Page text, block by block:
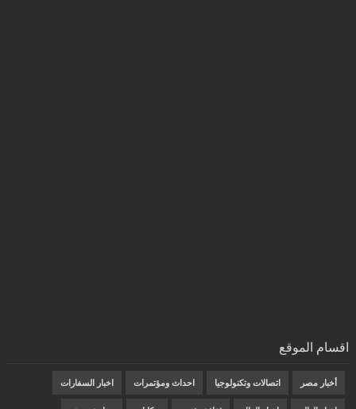
اقسام الموقع
أخبار مصر اتصالات وتكنولوجيا احداث ومؤتمرات اخبار السفارات